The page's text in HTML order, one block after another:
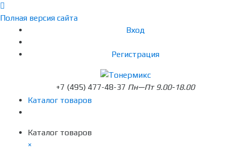
Полная версия сайта
Вход
Регистрация
+7 (495) 477-48-37 Пн—Пт 9.00-18.00
Каталог товаров
Каталог товаров
×